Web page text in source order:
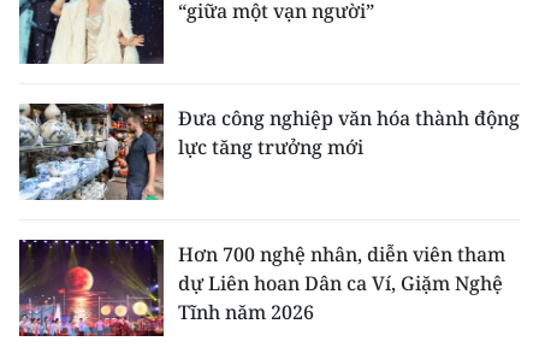
“giữa một vạn người”
Đưa công nghiệp văn hóa thành động
lực tăng trưởng mới
Hơn 700 nghệ nhân, diễn viên tham
dự Liên hoan Dân ca Ví, Giặm Nghệ
Tĩnh năm 2026